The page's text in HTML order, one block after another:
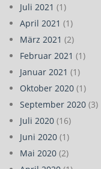
Juli 2021 (1)
April 2021 (1)
März 2021 (2)
Februar 2021 (1)
Januar 2021 (1)
Oktober 2020 (1)
September 2020 (3)
Juli 2020 (16)
Juni 2020 (1)
Mai 2020 (2)